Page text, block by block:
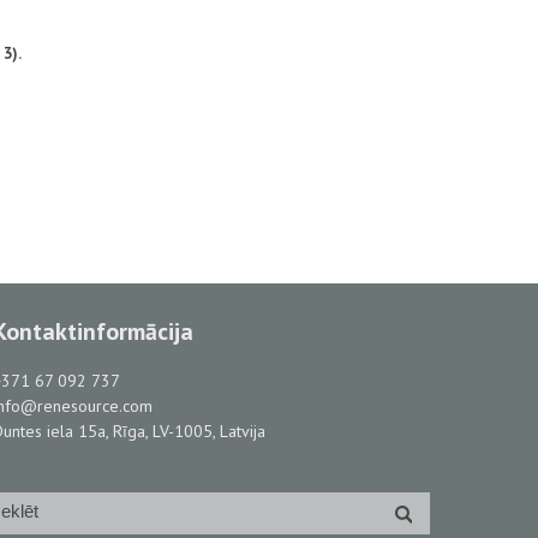
67 092 737
iela 15a, Rīga, LV-1005, Latvija